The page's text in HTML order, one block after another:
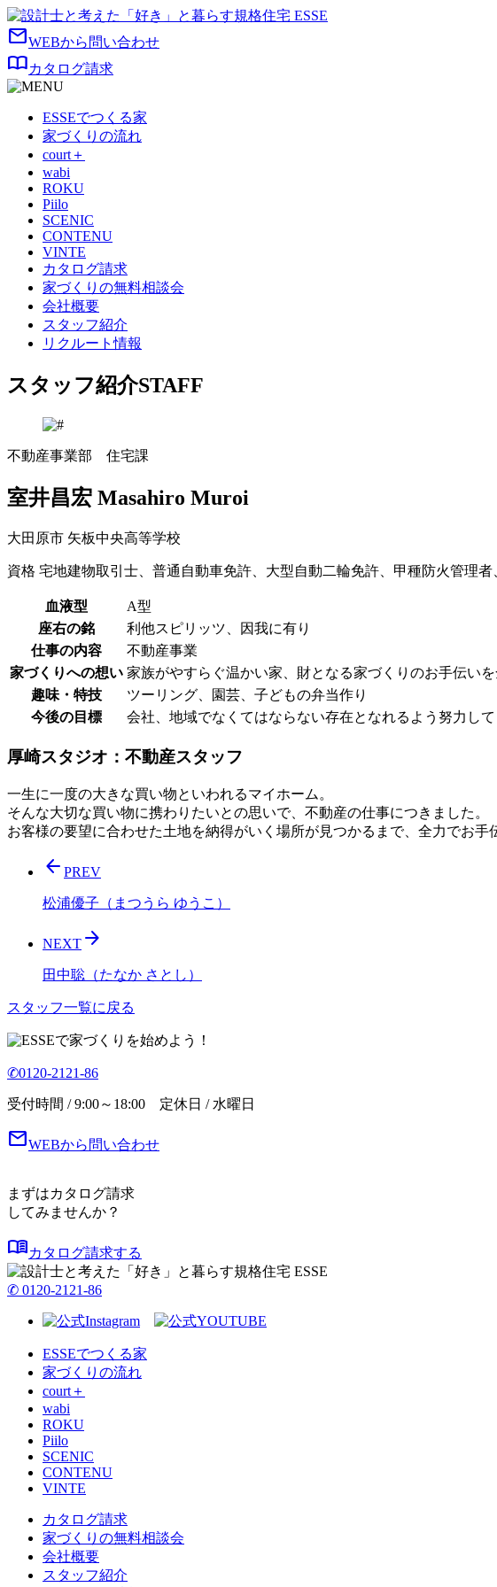
mailWEBから問い合わせ
import_contactsカタログ請求
ESSEでつくる家
家づくりの流れ
court＋
wabi
ROKU
Piilo
SCENIC
CONTENU
VINTE
カタログ請求
家づくりの無料相談会
会社概要
スタッフ紹介
リクルート情報
スタッフ紹介STAFF
不動産事業部 住宅課
室井昌宏 Masahiro Muroi
大田原市 矢板中央高等学校
資格 宅地建物取引士、普通自動車免許、大型自動二輪免許、甲種防火管理者
血液型
A型
座右の銘
利他スピリッツ、因我に有り
仕事の内容
不動産事業
家づくりへの想い 家族がやすらぐ温かい家、財となる家づくりのお手伝い
趣味・特技
ツーリング、園芸、子どもの弁当作り
今後の目標
会社、地域でなくてはならない存在となれるよう努力して
厚崎スタジオ：不動産スタッフ
一生に一度の大きな買い物といわれるマイホーム。
そんな大切な買い物に携わりたいとの思いで、不動産の仕事につきました。
お客様の要望に合わせた土地を納得がいく場所が見つかるまで、全力でお手
arrow_back PREV
松浦優子（まつうら ゆうこ）
NEXT arrow_forward
田中聡（たなか さとし）
スタッフ一覧に戻る
で家づくりを始めよう！
✆0120-2121-86
受付時間 / 9:00～18:00 定休日 / 水曜日
mailWEBから問い合わせ
まずはカタログ請求
してみませんか？
menu_bookカタログ請求する
✆ 0120-2121-86
ESSEでつくる家
家づくりの流れ
court＋
wabi
ROKU
Piilo
SCENIC
CONTENU
VINTE
カタログ請求
家づくりの無料相談会
会社概要
スタッフ紹介